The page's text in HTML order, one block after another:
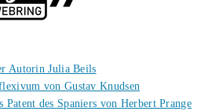
Autorin Julia Beils
von Gustav Knudsen
Patent des Spaniers von Herbert Prange